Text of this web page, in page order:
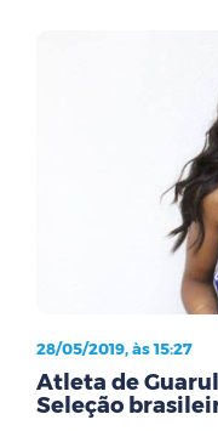
28/05/2019, às 15:27
Atleta de
Seleção